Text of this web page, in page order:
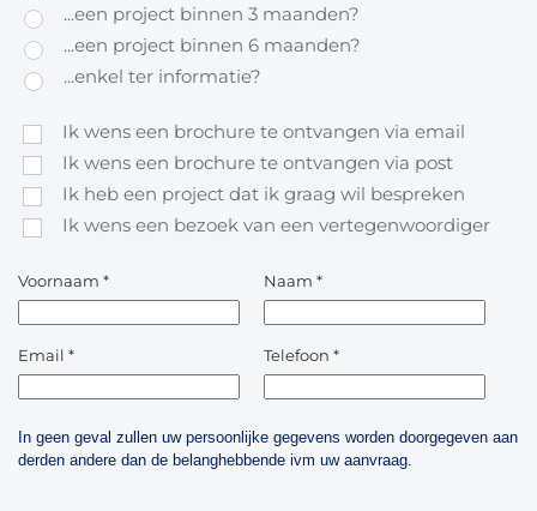
...een project binnen 3 maanden?
...een project binnen 6 maanden?
...enkel ter informatie?
Ik wens een brochure te ontvangen via email
Ik wens een brochure te ontvangen via post
Ik heb een project dat ik graag wil bespreken
Ik wens een bezoek van een vertegenwoordiger
Voornaam * Naam *
Email * Telefoon *
In geen geval zullen uw persoonlijke gegevens worden doorgegeven aan
derden andere dan de belanghebbende ivm uw aanvraag.